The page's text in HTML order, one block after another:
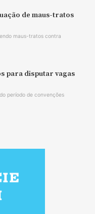
de maus-tratos
maus-tratos contra
para disputar vagas
período de convenções